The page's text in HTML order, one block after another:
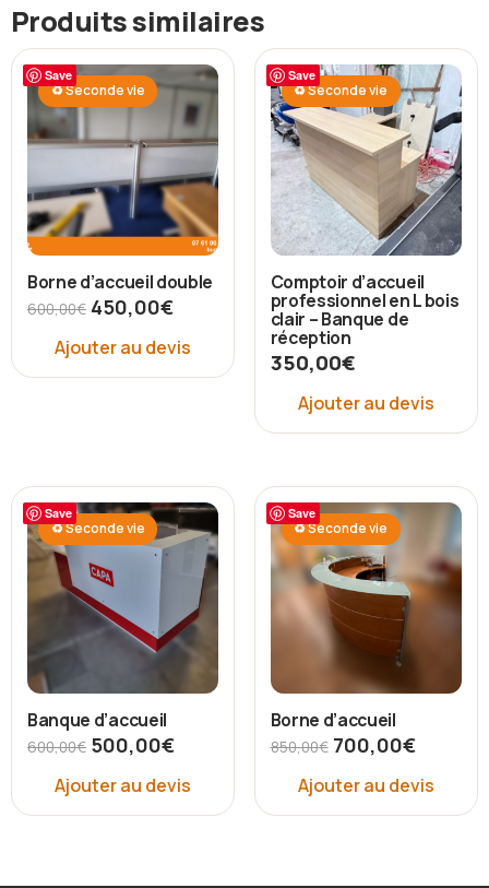
Produits similaires
Save
♻ Seconde vie
Borne d’accueil double
600,00€ 450,00€
Ajouter au devis
Save
♻ Seconde vie
Comptoir d’accueil
professionnel en L bois
clair – Banque de
réception
350,00€
Ajouter au devis
Save
♻ Seconde vie
Banque d’accueil
600,00€ 500,00€
Ajouter au devis
Save
♻ Seconde vie
Borne d’accueil
850,00€ 700,00€
Ajouter au devis